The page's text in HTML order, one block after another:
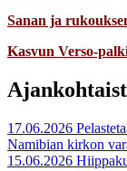
Sanan ja
Kasvun Verso-
17.06.2026
Namibian kirkon
15.06.2026